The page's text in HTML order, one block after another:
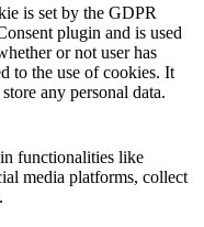
is set by the GDPR
plugin and is used
or not user has
to the use of cookies. It
any personal data.
functionalities like
media platforms, collect